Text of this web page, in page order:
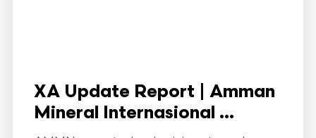
XA Update Report | Amman
Mineral Internasional ...